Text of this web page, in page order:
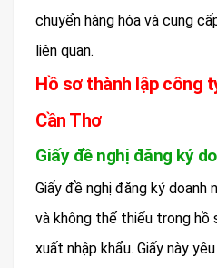
chuyển hàng hóa và cung
liên quan.
Hồ sơ thành lập công
Cần Thơ
Giấy đề nghị đăng ký
Giấy đề nghị đăng ký doanh
và không thể thiếu trong hồ
xuất nhập khẩu. Giấy này